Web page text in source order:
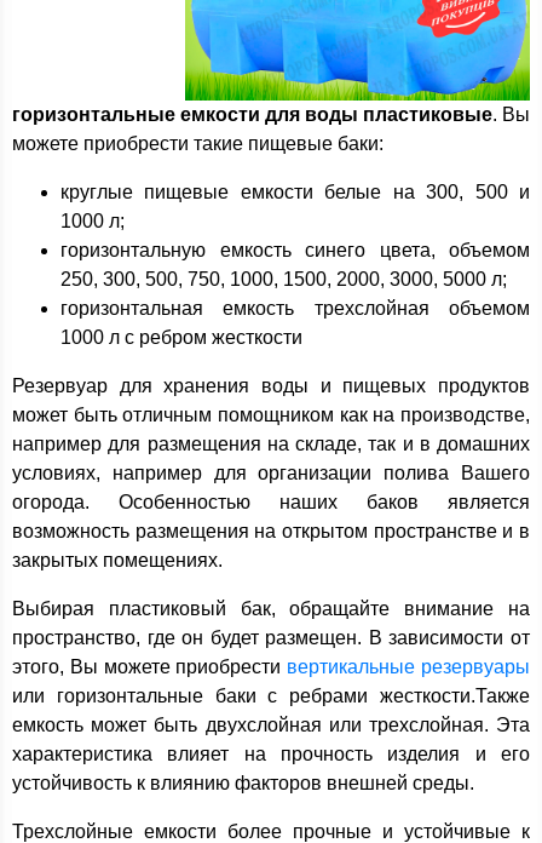
горизонтальные емкости для воды пластиковые. Вы
можете приобрести такие пищевые баки:
круглые пищевые емкости белые на 300, 500 и
1000 л;
горизонтальную емкость синего цвета, объемом
250, 300, 500, 750, 1000, 1500, 2000, 3000, 5000 л;
горизонтальная емкость трехслойная объемом
1000 л с ребром жесткости
Резервуар для хранения воды и пищевых продуктов
может быть отличным помощником как на производстве,
например для размещения на складе, так и в домашних
условиях, например для организации полива Вашего
огорода. Особенностью наших баков является
возможность размещения на открытом пространстве и в
закрытых помещениях.
Выбирая пластиковый бак, обращайте внимание на
пространство, где он будет размещен. В зависимости от
этого, Вы можете приобрести вертикальные резервуары
или горизонтальные баки с ребрами жесткости.Также
емкость может быть двухслойная или трехслойная. Эта
характеристика влияет на прочность изделия и его
устойчивость к влиянию факторов внешней среды.
Трехслойные емкости более прочные и устойчивые к